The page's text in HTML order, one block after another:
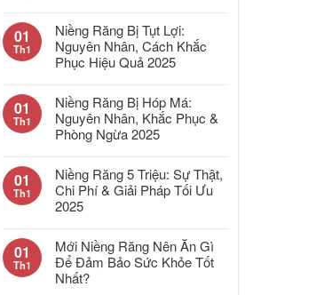
01
Th1
Niềng Răng Bị Tụt Lợi:
Nguyên Nhân, Cách Khắc
Phục Hiệu Quả 2025
01
Th1
Niềng Răng Bị Hóp Má:
Nguyên Nhân, Khắc Phục &
Phòng Ngừa 2025
01
Th1
Niềng Răng 5 Triệu: Sự Thật,
Chi Phí & Giải Pháp Tối Ưu
2025
01
Th1
Mới Niềng Răng Nên Ăn Gì
Để Đảm Bảo Sức Khỏe Tốt
Nhất?